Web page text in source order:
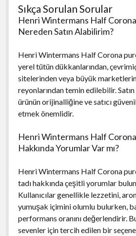
Sıkça Sorulan Sorular
Henri Wintermans Half
Nereden Satın Alabilirim?
Henri Wintermans Half Corona
yerel tütün dükkanlarından,
sitelerinden veya büyük
reyonlarından temin edilebilir.
ürünün orijinalliğine ve satıcı
etmek önemlidir.
Henri Wintermans Half
Hakkında Yorumlar Var mı?
Henri Wintermans Half Corona
tadı hakkında çeşitli yorumlar
Kullanıcılar genellikle lezzetini,
yumuşak içimini olumlu bulurken,
performans oranını değerlendirir.
sevenler için tercih edilen bir